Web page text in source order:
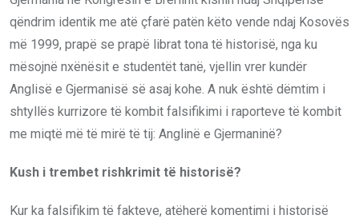
qëndrim identik me atë çfarë patën këto vende ndaj Kosovës
më 1999, prapë se prapë librat tona të historisë, nga ku
mësojnë nxënësit e studentët tanë, vjellin vrer kundër
Anglisë e Gjermanisë së asaj kohe. A nuk është dëmtim i
shtyllës kurrizore të kombit falsifikimi i raporteve të kombit
me miqtë më të mirë të tij: Anglinë e Gjermaninë?
Kush i trembet rishkrimit të historisë?
Kur ka falsifikim të fakteve, atëherë komentimi i historisë